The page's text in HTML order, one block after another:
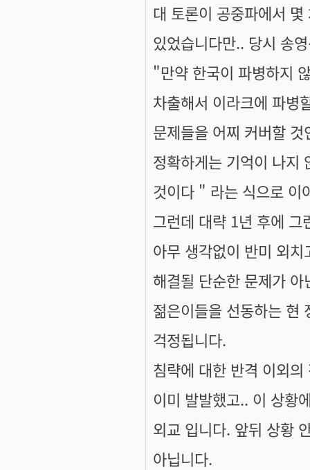
대 토론이 공중파에서
있었습니다만.. 당시 송
"만약 한국이 파병하지
차출해서 이라크에 파병
문제들을 어찌 커버할
정확하게는 기억이 나지
것이다 " 라는 식으로 이
그런데 대략 1년 후에 그
아무 생각없이 반미 외
해결될 단순한 문제가
젊은이들을 선동하는 현
걱정됩니다.
침략에 대한 반격 이외
이미 발발했고.. 이 상황
외교 입니다. 앞뒤 상황
아닙니다.